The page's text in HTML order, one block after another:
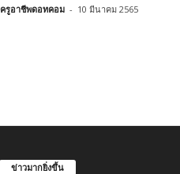
ครูอาชีพดอทคอม - 10 มีนาคม 2565
ข่าวมากยิ่งขึ้น